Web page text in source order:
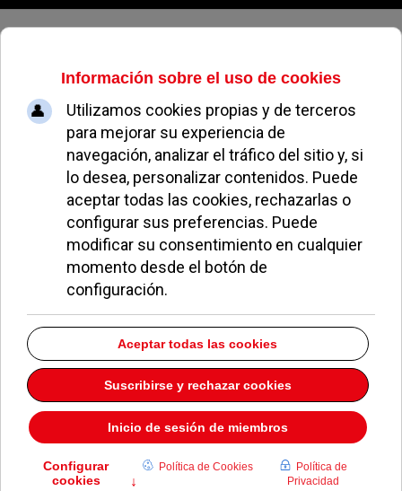
Viernes, 07 de agosto de 2026
Paloma Tejero
Castillo Hernández toma posesión como comisario
17 Julio 2026
Pozuelo estrena el servicio de bicicletas eléctricas
Bicimad
14 Julio 2026
La colonia taller de Pozuelo acoge a más de 60 niños
Pozuelo de Alarcón rinde homenaje a Miguel Ángel